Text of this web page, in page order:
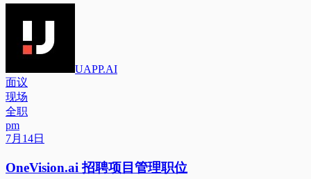
UAPP.AI
面议
现场
全职
pm
7月14日
OneVision.ai 招聘项目管理职位